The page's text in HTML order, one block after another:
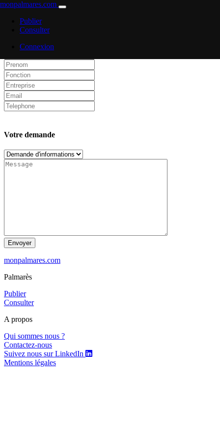
monpalmares.com
Publier
Consulter
Connexion
Informations personnelles
Votre demande
Envoyer
monpalmares.com
Palmarès
Publier
Consulter
A propos
Qui sommes nous ?
Contactez-nous
Suivez nous sur LinkedIn
Mentions légales